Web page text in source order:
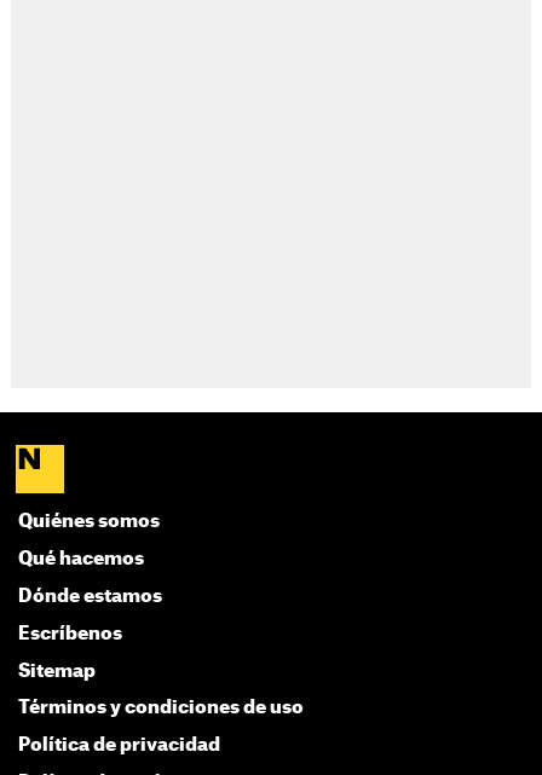
Quiénes somos
Qué hacemos
Dónde estamos
Escríbenos
Sitemap
Términos y condiciones de uso
Política de privacidad